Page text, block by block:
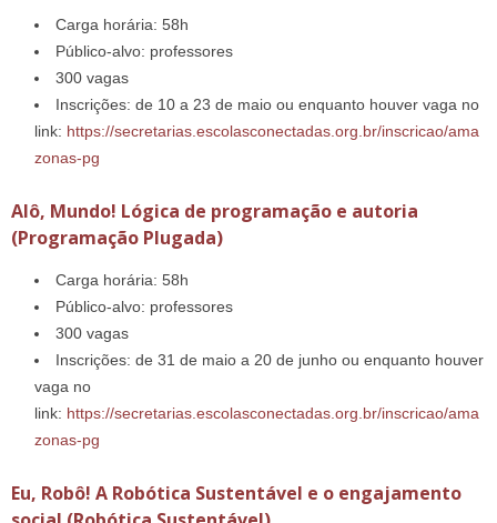
Carga horária: 58h
Público-alvo: professores
300 vagas
Inscrições: de 10 a 23 de maio ou enquanto houver vaga no
link: https://secretarias.escolasconectadas.org.br/inscricao/ama
zonas-pg
Alô, Mundo! Lógica de programação e autoria
(Programação Plugada)
Carga horária: 58h
Público-alvo: professores
300 vagas
Inscrições: de 31 de maio a 20 de junho ou enquanto houver
vaga no
link: https://secretarias.escolasconectadas.org.br/inscricao/ama
zonas-pg
Eu, Robô! A Robótica Sustentável e o engajamento